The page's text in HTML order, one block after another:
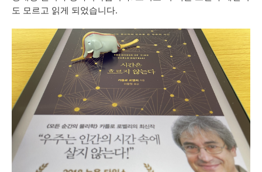
도 모르고 읽게 되었습니다.